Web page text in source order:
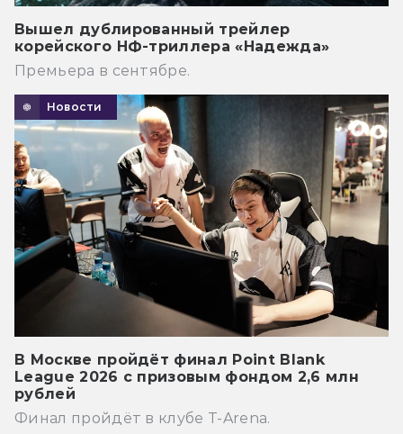
Вышел дублированный трейлер
корейского НФ-триллера «Надежда»
Премьера в сентябре.
Новости
В Москве пройдёт финал Point Blank
League 2026 с призовым фондом 2,6 млн
рублей
Финал пройдёт в клубе T-Arena.